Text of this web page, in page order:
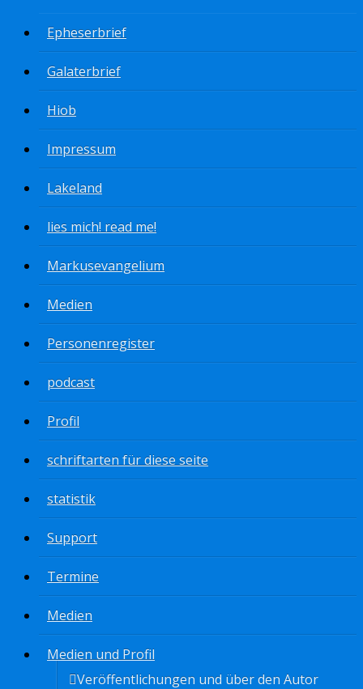
Epheserbrief
Galaterbrief
Hiob
Impressum
Lakeland
lies mich! read me!
Markusevangelium
Medien
Personenregister
podcast
Profil
schriftarten für diese seite
statistik
Support
Termine
Medien
Medien und Profil
Veröffentlichungen und über den Autor